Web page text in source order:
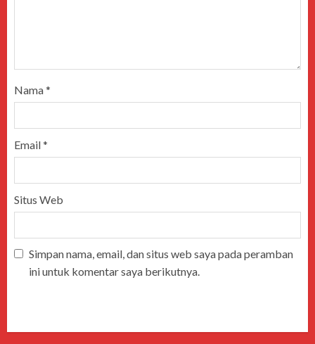
Nama*
Email*
Situs Web
Simpan nama, email, dan situs web saya pada peramban
ini untuk komentar saya berikutnya.